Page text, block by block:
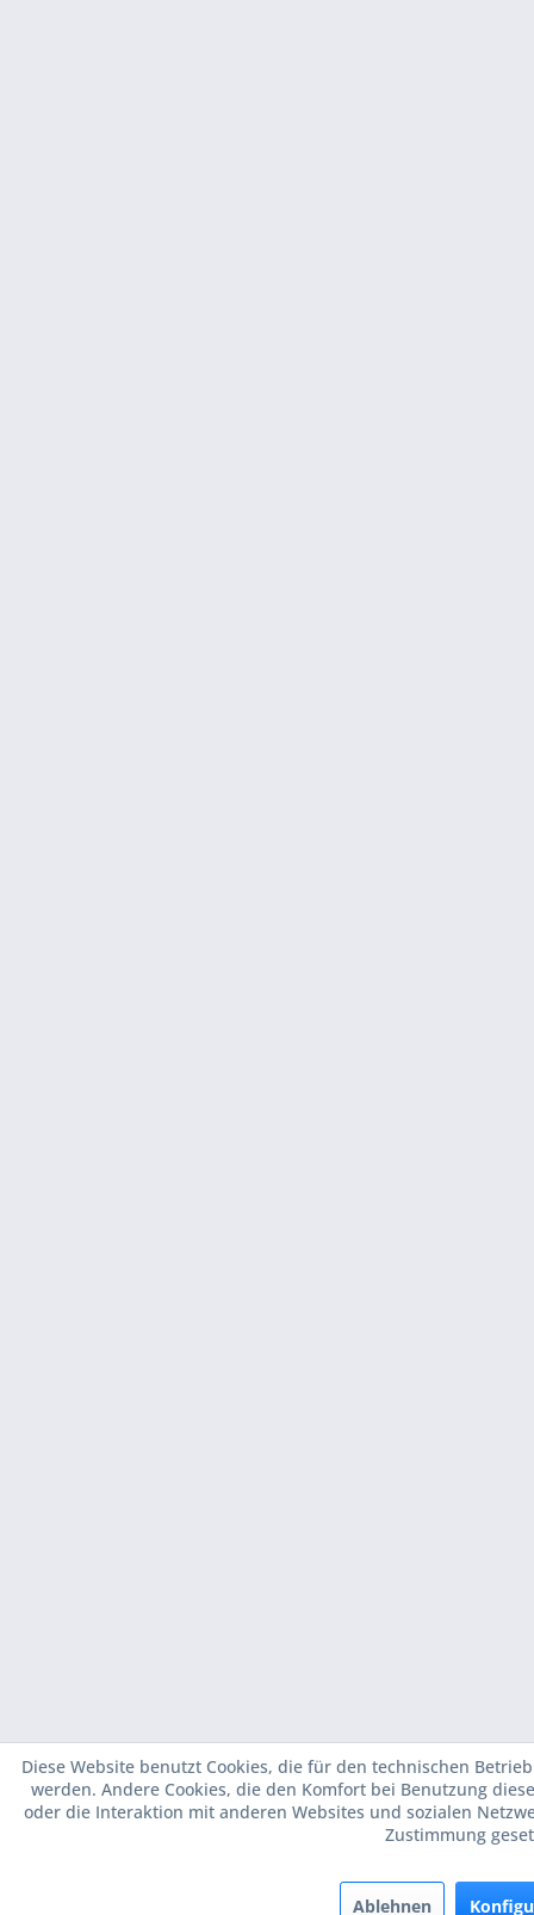
Diese Website benutzt Cookies, die für den technischen
werden. Andere Cookies, die den Komfort bei Benutzung
oder die Interaktion mit anderen Websites und sozialen
Zustimmung
Ablehnen